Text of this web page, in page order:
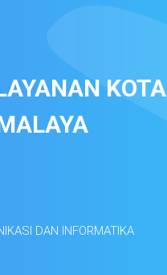
KOTA
DAN INFORMATIKA